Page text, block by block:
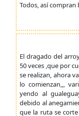
Todos, así
El dragado del
50 veces ,que por
se realizan, ahora
lo comienzan,,,
yendo al
debido al
que la ruta se